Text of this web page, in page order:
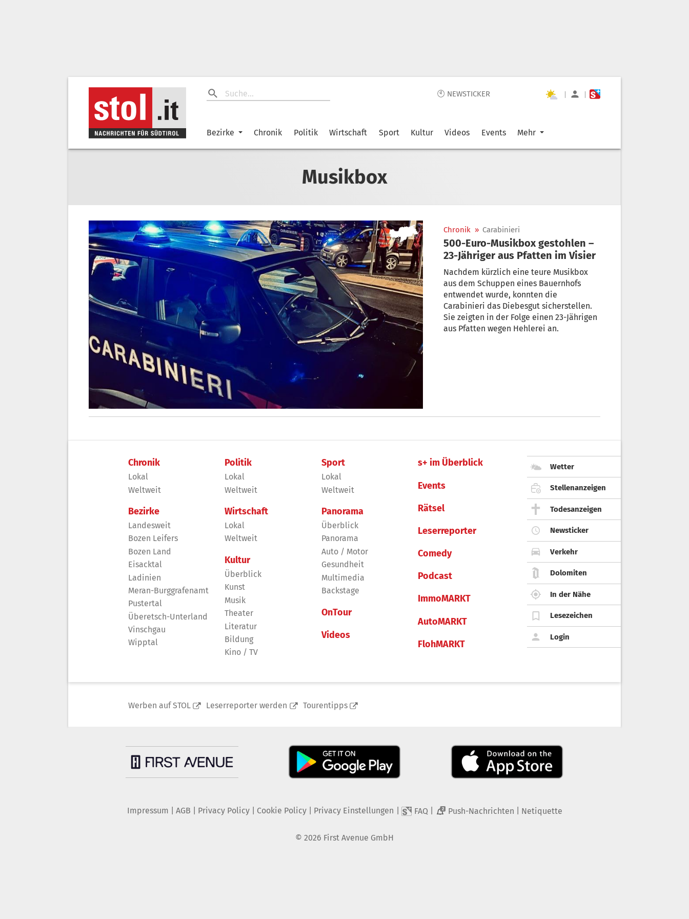
🕙 NEWSTICKER | |
Bezirke Chronik Politik Wirtschaft Sport Kultur Videos Events Mehr
Musikbox
Chronik » Carabinieri
500-Euro-Musikbox gestohlen –
23-Jähriger aus Pfatten im Visier
Nachdem kürzlich eine teure Musikbox
aus dem Schuppen eines Bauernhofs
entwendet wurde, konnten die
Carabinieri das Diebesgut sicherstellen.
Sie zeigten in der Folge einen 23-Jährigen
aus Pfatten wegen Hehlerei an.
Chronik
Lokal
Weltweit
Bezirke
Landesweit
Bozen Leifers
Bozen Land
Eisacktal
Ladinien
Meran-Burggrafenamt
Pustertal
Überetsch-Unterland
Vinschgau
Wipptal
Politik
Lokal
Weltweit
Wirtschaft
Lokal
Weltweit
Kultur
Überblick
Kunst
Musik
Theater
Literatur
Bildung
Kino / TV
Sport
Lokal
Weltweit
Panorama
Überblick
Panorama
Auto / Motor
Gesundheit
Multimedia
Backstage
OnTour
Videos
s+ im Überblick
Events
Rätsel
Leserreporter
Comedy
Podcast
ImmoMARKT
AutoMARKT
FlohMARKT
Wetter
Stellenanzeigen
Todesanzeigen
Newsticker
Verkehr
Dolomiten
In der Nähe
Lesezeichen
Login
Werben auf STOL Leserreporter werden Tourentipps
Impressum AGB Privacy Policy| Cookie Policy| Privacy Einstellungen FAQ 2 Push-Nachrichten Netiquette
© 2026 First Avenue GmbH